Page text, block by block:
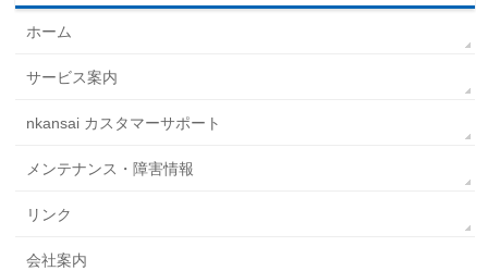
ホーム
サービス案内
nkansai カスタマーサポート
メンテナンス・障害情報
リンク
会社案内